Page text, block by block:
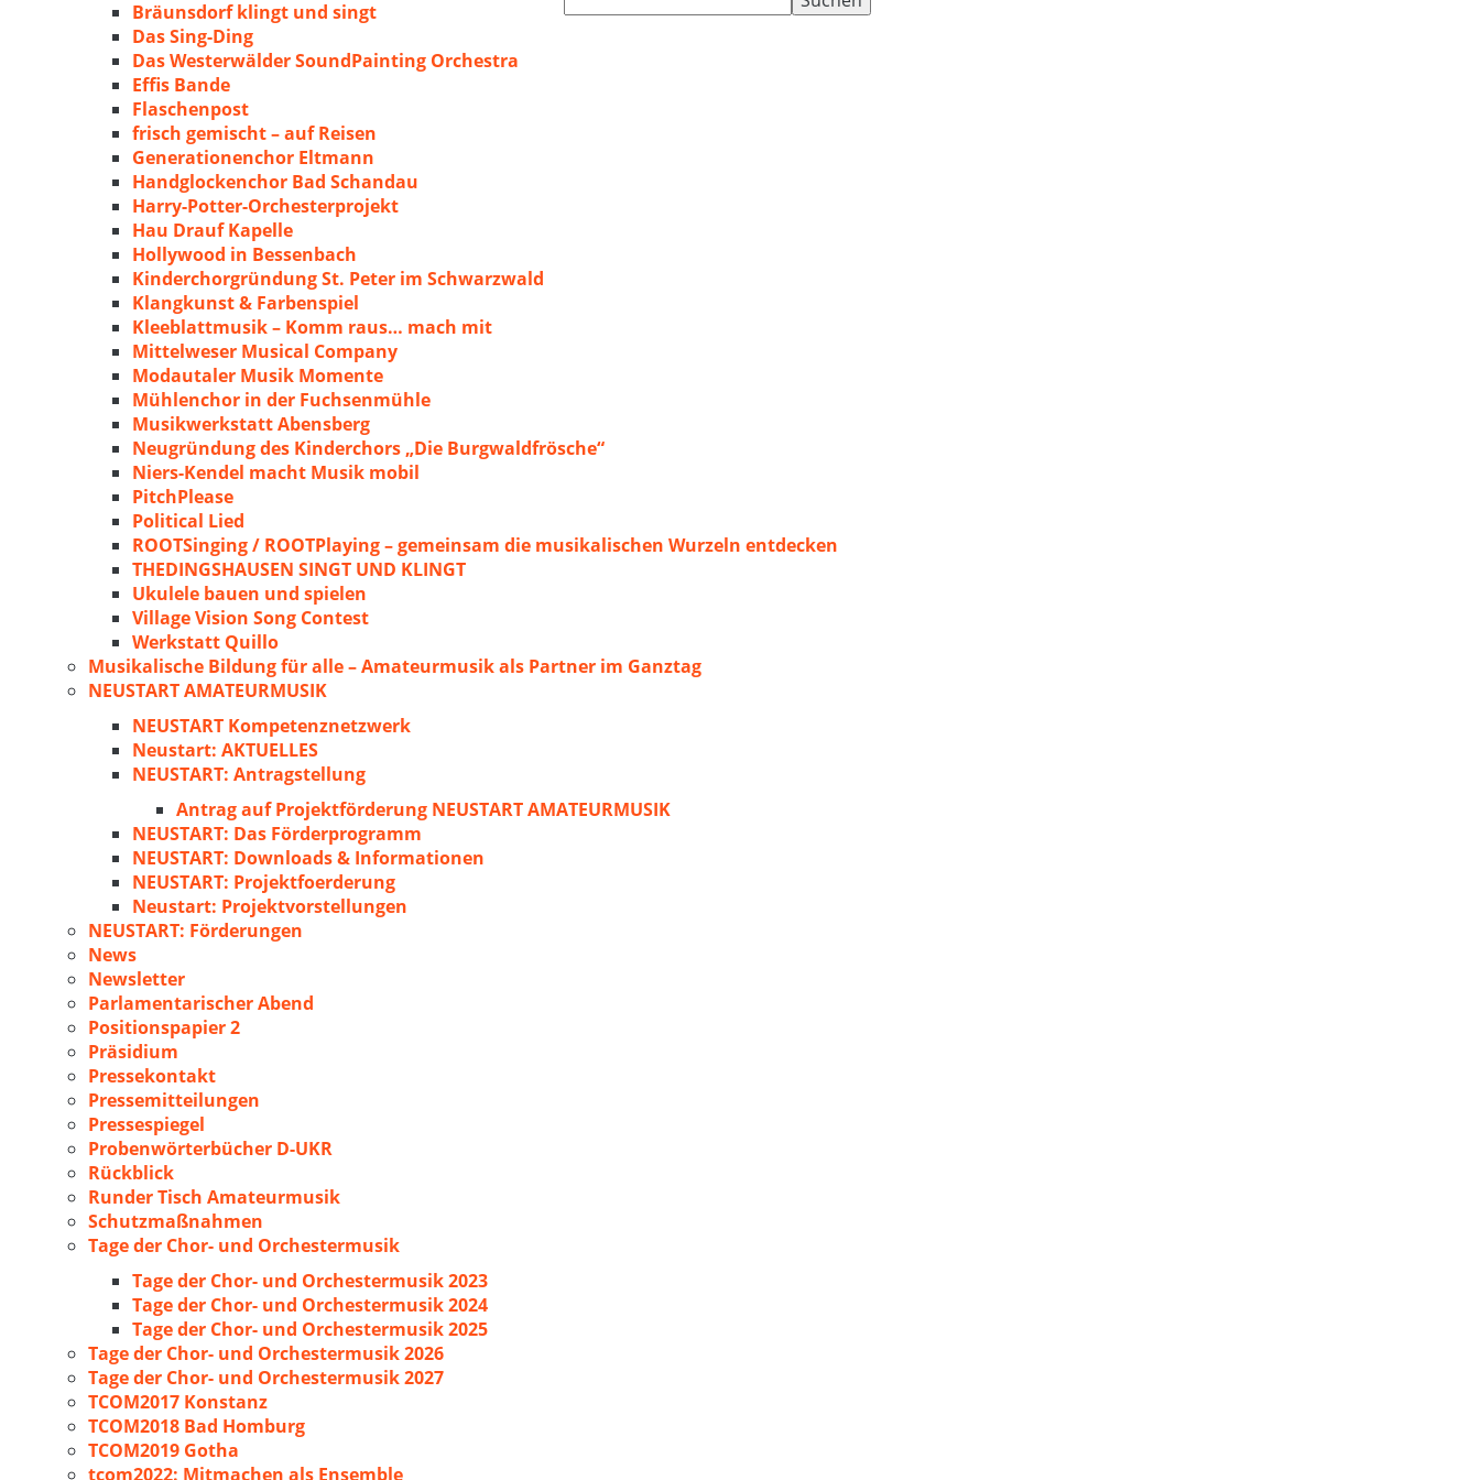
nach:
Bräunsdorf klingt und singt
Das Sing-Ding
Das Westerwälder SoundPainting Orchestra
Effis Bande
Flaschenpost
frisch gemischt – auf Reisen
Generationenchor Eltmann
Handglockenchor Bad Schandau
Harry-Potter-Orchesterprojekt
Hau Drauf Kapelle
Hollywood in Bessenbach
Kinderchorgründung St. Peter im Schwarzwald
Klangkunst & Farbenspiel
Kleeblattmusik – Komm raus… mach mit
Mittelweser Musical Company
Modautaler Musik Momente
Mühlenchor in der Fuchsenmühle
Musikwerkstatt Abensberg
Neugründung des Kinderchors „Die Burgwaldfrösche“
Niers-Kendel macht Musik mobil
PitchPlease
Political Lied
ROOTSinging / ROOTPlaying – gemeinsam die musikalischen Wurzeln entdecken
THEDINGSHAUSEN SINGT UND KLINGT
Ukulele bauen und spielen
Village Vision Song Contest
Werkstatt Quillo
Musikalische Bildung für alle – Amateurmusik als Partner im Ganztag
NEUSTART AMATEURMUSIK
NEUSTART Kompetenznetzwerk
Neustart: AKTUELLES
NEUSTART: Antragstellung
Antrag auf Projektförderung NEUSTART AMATEURMUSIK
NEUSTART: Das Förderprogramm
NEUSTART: Downloads & Informationen
NEUSTART: Projektfoerderung
Neustart: Projektvorstellungen
NEUSTART: Förderungen
News
Newsletter
Parlamentarischer Abend
Positionspapier 2
Präsidium
Pressekontakt
Pressemitteilungen
Pressespiegel
Probenwörterbücher D-UKR
Rückblick
Runder Tisch Amateurmusik
Schutzmaßnahmen
Tage der Chor- und Orchestermusik
Tage der Chor- und Orchestermusik 2023
Tage der Chor- und Orchestermusik 2024
Tage der Chor- und Orchestermusik 2025
Tage der Chor- und Orchestermusik 2026
Tage der Chor- und Orchestermusik 2027
TCOM2017 Konstanz
TCOM2018 Bad Homburg
TCOM2019 Gotha
tcom2022: Mitmachen als Ensemble